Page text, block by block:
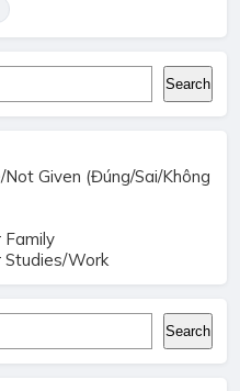
Search
Given (Đúng/Sai/Không
Family
Studies/Work
Search